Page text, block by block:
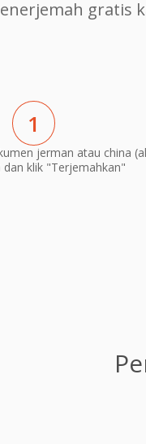
gratis
1
jerman atau china
dan klik "Terjemahkan"